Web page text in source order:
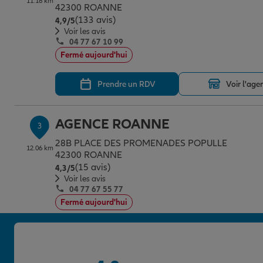
42300 ROANNE
4,9/5Note de 4.9 sur 5
(133 avis)
Voir les avis
04 77 67 10 99
Fermé aujourd'hui
Prendre un RDV Voir
3
12.06 km
AGENCE ROANNE
28B PLACE DES PROMENADES POPULLE
42300 ROANNE
4,3/5Note de 4.3 sur 5
(15 avis)
Voir les avis
04 77 67 55 77
Fermé aujourd'hui